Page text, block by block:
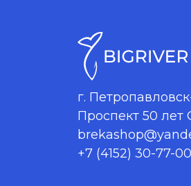
г.
Проспект 50 лет
+7 (4152) 30-77-00